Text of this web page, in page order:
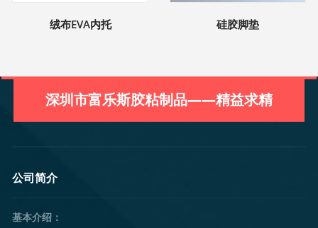
绒布EVA内托 硅胶脚垫
深圳市富乐斯胶粘制品——精益求精
公司简介
基本介绍：